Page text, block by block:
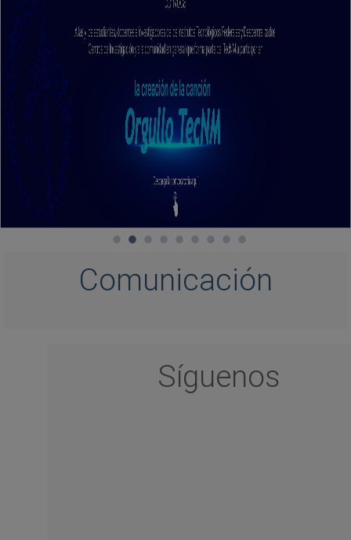
Comunicación
Síguenos